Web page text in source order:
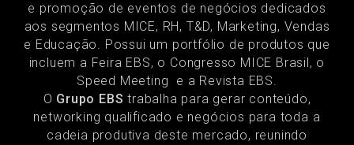
e promoção de eventos de negócios dedicados
aos segmentos MICE, RH, T&D, Marketing, Vendas
e Educação. Possui um portfólio de produtos que
incluem a Feira EBS, o Congresso MICE Brasil, o
Speed Meeting e a Revista EBS.
O Grupo EBS trabalha para gerar conteúdo,
networking qualificado e negócios para toda a
cadeia produtiva deste mercado, reunindo